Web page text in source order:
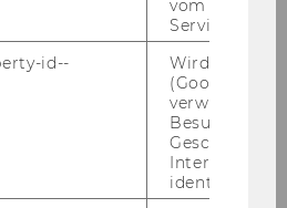
Gassner-
Steuerpolitik und
vom AMP
Service an.
id--
Wird von
(Google Tag
verwendet,
Besucher
Geschlecht
Interessen zu
identifizieren.